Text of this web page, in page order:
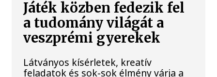
Játék közben fedezik fel
a tudomány világát a
veszprémi gyerekek
Látványos kísérletek, kreatív
feladatok és sok-sok élmény várja a